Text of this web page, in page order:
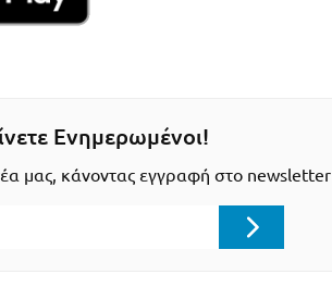
Ενημερωμένοι!
μας, κάνοντας εγγραφή στο